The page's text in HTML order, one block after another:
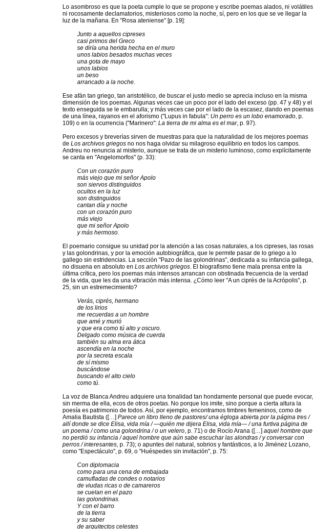
Lo asombroso es que la poeta cumple lo que se propone y escribe poemas alados, ni volátiles
ni rocosamente declamatorios, misteriosos como la noche, sí, pero en los que se ve llegar la
luz de la mañana. En "Rosa ateniense" [p. 19]:
Junto a aquellos cipreses
casi primos del Greco
se diría una herida hecha en el muro
unos labios besados muchas veces
una gota de mayo
unos labios
un beso
arrancado a la noche.
Ese afán tan griego, tan aristotélico, de buscar el justo medio se aprecia incluso en la misma
dimensión de los poemas. Algunas veces cae un poco por el lado del exceso (pp. 47 y 48) y el
texto enseguida se le embarulla; y más veces cae por el lado de la escasez, dando en poemas
de una línea, rayanos en el aforismo ("Lupus in fabula": Un perro es un lobo enamorado, p.
109) o en la ocurrencia ("Marinero": La tierra de mi alma es el mar, p. 97).
Pero excesos y breverías sirven de muestras para que la naturalidad de los mejores poemas
de Los archivos griegos no nos haga olvidar su milagroso equilibrio en todos los campos.
Andreu no renuncia al misterio, aunque se trata de un misterio luminoso, como explícitamente
se canta en "Angelomorfos" (p. 33):
Con un corazón puro
más viejo que mi señor Apolo
son siervos distinguidos
ocultos en la luz
son distinguidos
cantan día y noche
con un corazón puro
más viejo
que mi señor Apolo
y más hermoso.
El poemario consigue su unidad por la atención a las cosas naturales, a los cipreses, las rosas
y las golondrinas, y por la emoción autobiográfica, que le permite pasar de lo griego a lo
gallego sin estridencias. La sección "Pazo de las golondrinas", dedicada a su infancia gallega,
no disuena en absoluto en Los archivos griegos. El biografismo tiene mala prensa entre la
última crítica, pero los poemas más intensos arrancan con obstinada frecuencia de la verdad
de la vida, que les da una vibración más intensa. ¿Cómo leer "A un ciprés de la Acrópolis", p.
25, sin un estremecimiento?
Verás, ciprés, hermano
de los lirios
me recuerdas a un hombre
que amé y murió
y que era como tú alto y oscuro.
Delgado como música de cuerda
también su alma era ática
ascendía en la noche
por la secreta escala
de sí mismo
buscándose
buscando el alto cielo
como tú.
La voz de Blanca Andreu adquiere una tonalidad tan hondamente personal que puede evocar,
sin merma de ella, ecos de otros poetas. No porque los imite, sino porque a cierta altura la
poesía es patrimonio de todos. Así, por ejemplo, encontramos timbres femeninos, como de
Amalia Bautista ([…] Parece un libro lleno de pastores/ una égloga abierta por la página tres /
allí donde se dice Elisa, vida mía / —quién me dijera Elisa, vida mía— / una furtiva página de
un poema / como una golondrina / o un velero, p. 71) o de Rocío Arana ([…] aquel hombre que
no perdió su infancia / aquel hombre que aún sabe escuchar las alondras / y conversar con
perros / interesantes, p. 73); o apuntes del natural, sobrios y fantásticos, a lo Jiménez Lozano,
como "Espectáculo", p. 69, o "Huéspedes sin invitación", p. 75:
Con diplomacia
como para una cena de embajada
camufladas de condes o notarios
de viudas ricas o de camareros
se cuelan en el pazo
las golondrinas.
Y con el barro
de la tierra
y su saber
de arquitectos celestes